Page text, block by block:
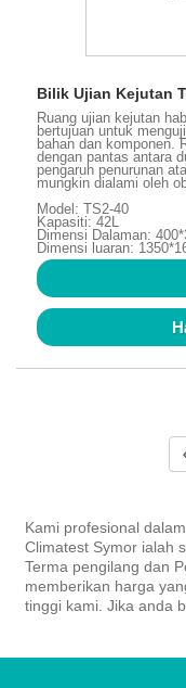
Bilik Ujian Kejutan
Ruang ujian kejutan
bertujuan untuk
bahan dan komponen.
dengan pantas antara
pengaruh penurunan
mungkin dialami oleh
Model: TS2-40
Kapasiti: 42L
Dimensi Dalaman:
Dimensi luaran:
Kami profesional
Climatest Symor ialah
Terma pengilang dan
memberikan harga
tinggi kami. Jika anda